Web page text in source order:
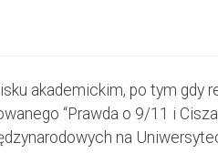
akademickim, po tym
“Prawda o 9/11 i
na